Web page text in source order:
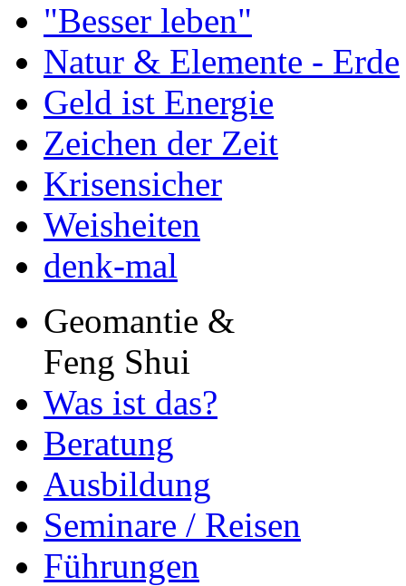
"Besser leben"
Natur & Elemente - Erde
Geld ist Energie
Zeichen der Zeit
Krisensicher
Weisheiten
denk-mal
Geomantie &
Feng Shui
Was ist das?
Beratung
Ausbildung
Seminare / Reisen
Führungen